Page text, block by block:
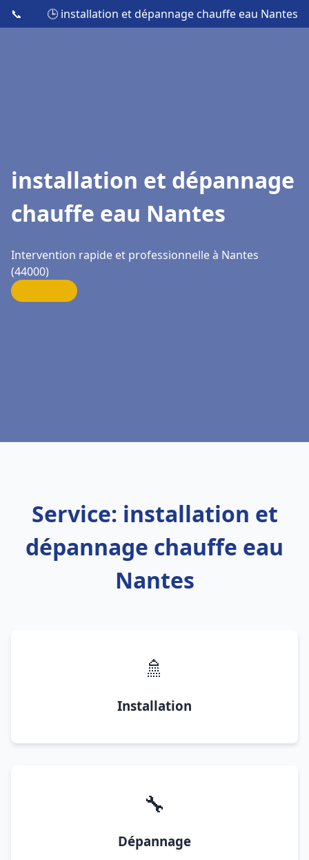
📞 🕒 installation et dépannage chauffe eau Nantes
installation et dépannage
chauffe eau Nantes
Intervention rapide et professionnelle à Nantes
(44000)
Service: installation et
dépannage chauffe eau
Nantes
🚿
Installation
🔧
Dépannage